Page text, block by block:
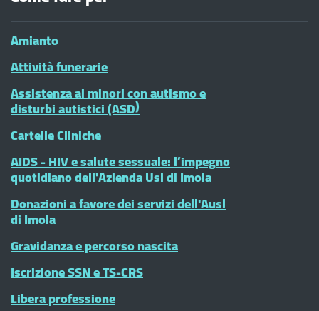
Amianto
Attività funerarie
Assistenza ai minori con autismo e
disturbi autistici (ASD)
Cartelle Cliniche
AIDS - HIV e salute sessuale: l’impegno
quotidiano dell'Azienda Usl di Imola
Donazioni a favore dei servizi dell'Ausl
di Imola
Gravidanza e percorso nascita
Iscrizione SSN e TS-CRS
Libera professione